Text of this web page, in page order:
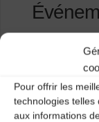
Pour offrir les
technologies telles
aux informations
<li>Aucun
Salle de